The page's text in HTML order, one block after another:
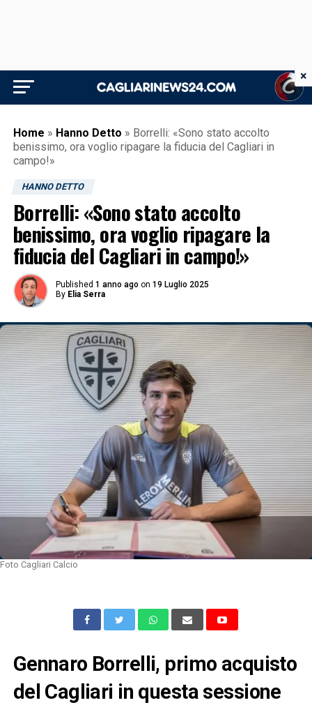
Home » Hanno Detto » Borrelli: «Sono stato accolto
benissimo, ora voglio ripagare la fiducia del Cagliari in
campo!»
HANNO DETTO
Borrelli: «Sono stato accolto
benissimo, ora voglio ripagare la
fiducia del Cagliari in campo!»
Published 1 anno ago on 19 Luglio 2025
By Elia Serra
Foto Cagliari Calcio
Gennaro Borrelli, primo acquisto
del Cagliari in questa sessione
×